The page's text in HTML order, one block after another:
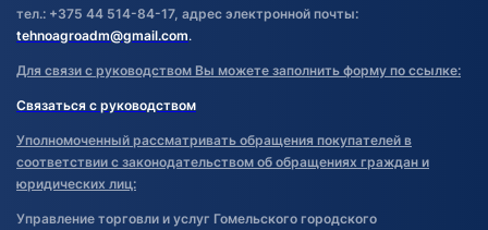
тел.: +375 44 514-84-17, адрес электронной почты:
tehnoagroadm@gmail.com.
Для связи с руководством Вы можете заполнить форму по ссылке:
Связаться с руководством
Уполномоченный рассматривать обращения покупателей в
соответствии с законодательством об обращениях граждан и
юридических лиц:
Управление торговли и услуг Гомельского городского